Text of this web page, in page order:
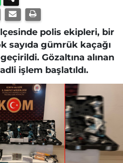
polis ekipleri, bir
sayıda gümrük kaçağı
Gözaltına alınan
işlem başlatıldı.